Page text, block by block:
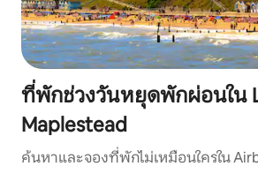
ที่พักช่วงวันหยุดพักผ่อนใน
Maplestead
ค้นหาและจองที่พักไม่เหมือนใครใน